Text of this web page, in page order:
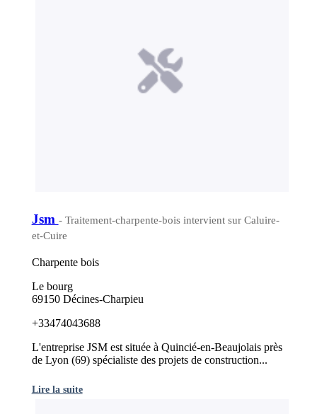
Jsm - Traitement-charpente-bois intervient sur Caluire-
et-Cuire
Charpente bois
Le bourg
69150 Décines-Charpieu
+33474043688
L'entreprise JSM est située à Quincié-en-Beaujolais près
de Lyon (69) spécialiste des projets de construction...
Lire la suite